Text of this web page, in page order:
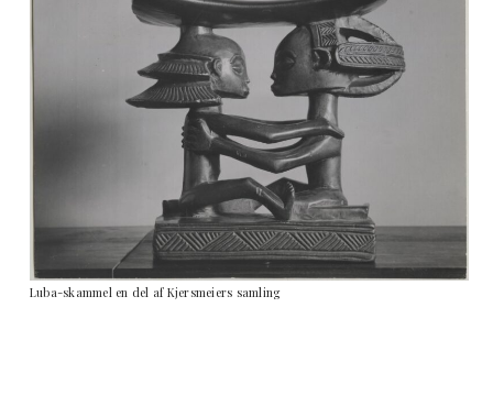
Luba-skammel en del af Kjersmeiers samling